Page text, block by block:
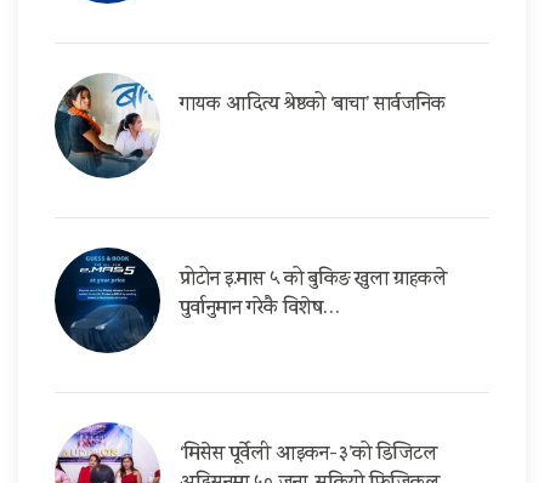
गायक आदित्य श्रेष्ठको ‘बाचा’ सार्वजनिक
प्रोटोन इ.मास ५ को बुकिङ खुला ग्राहकले
पुर्वानुमान गरेकै विशेष…
‘मिसेस पूर्वेली आइकन-३’को डिजिटल